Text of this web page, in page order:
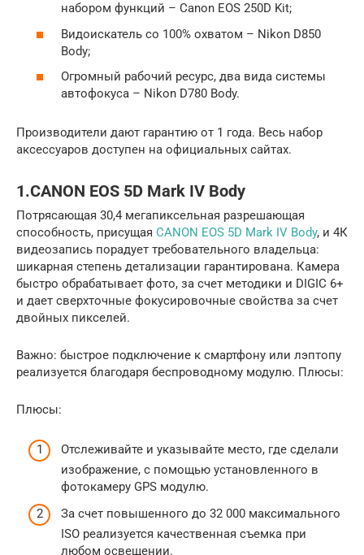
набором функций – Canon EOS 250D Kit;
Видоискатель со 100% охватом – Nikon D850
Body;
Огромный рабочий ресурс, два вида системы
автофокуса – Nikon D780 Body.
Производители дают гарантию от 1 года. Весь набор
аксессуаров доступен на официальных сайтах.
1.CANON EOS 5D Mark IV Body
Потрясающая 30,4 мегапиксельная разрешающая
способность, присущая CANON EOS 5D Mark IV Body, и 4К
видеозапись порадует требовательного владельца:
шикарная степень детализации гарантирована. Камера
быстро обрабатывает фото, за счет методики и DIGIC 6+
и дает сверхточные фокусировочные свойства за счет
двойных пикселей.
Важно: быстрое подключение к смартфону или лэптопу
реализуется благодаря беспроводному модулю. Плюсы:
Плюсы:
Отслеживайте и указывайте место, где сделали
изображение, с помощью установленного в
фотокамеру GPS модулю.
За счет повышенного до 32 000 максимального
ISO реализуется качественная съемка при
любом освещении.